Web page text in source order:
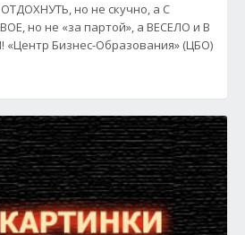
но не скучно, а С
но не «за партой», а ВЕСЕЛО и В
Бизнес-Образования» (ЦБО)